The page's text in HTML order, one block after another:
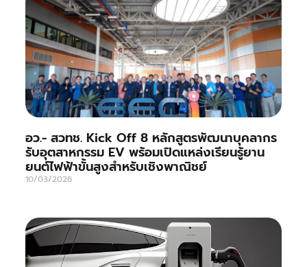
อว.- สวทช. Kick Off 8 หลักสูตรพัฒนาบุคลากร
รับอุตสาหกรรม EV พร้อมเปิดแหล่งเรียนรู้ยาน
ยนต์ไฟฟ้าขั้นสูงสำหรับเชิงพาณิชย์
10/03/2026